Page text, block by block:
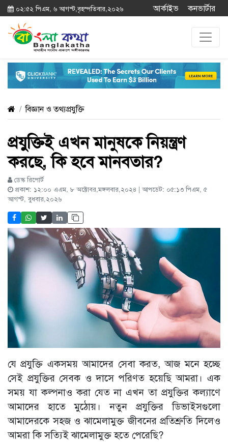
০২:৫২ পিএম, ৬ আগস্ট,বৃহস্পতিবার,২০২৬ আর্কাইভ কনভার্টার
বিজ্ঞান ও তথ্যপ্রযুক্তি
প্রযুক্তিই এখন মানুষকে নিয়ন্ত্রণ
করছে, কি হবে মানবতার?
ডেস্ক রিপোর্ট
প্রকাশ: ১২:০০ এএম, ৮ অক্টোবর,মঙ্গলবার,২০২৪ | আপডেট: ০৫:১৩ পিএম, ৫
আগস্ট, বুধবার,২০২৬
যে প্রযুক্তি একসময় আমাদের সেবা করত, আজ মনে হচ্ছে
সেই প্রযুক্তির সেবক ও দাসে পরিণত হয়েছি আমরা। এক
সময় যা কল্পনাও করা যেত না এখন তা প্রযুক্তির কল্যাণে
আমাদের হাতে মুঠোয়। নতুন প্রযুক্তির ডিভাইসগুলো
আমাদেরকে সহজ ও ঝামেলামুক্ত জীবনের প্রতিশ্রুতি দিলেও
আমরা কি সত্যিই ঝামেলামুক্ত হতে পেরেছি?